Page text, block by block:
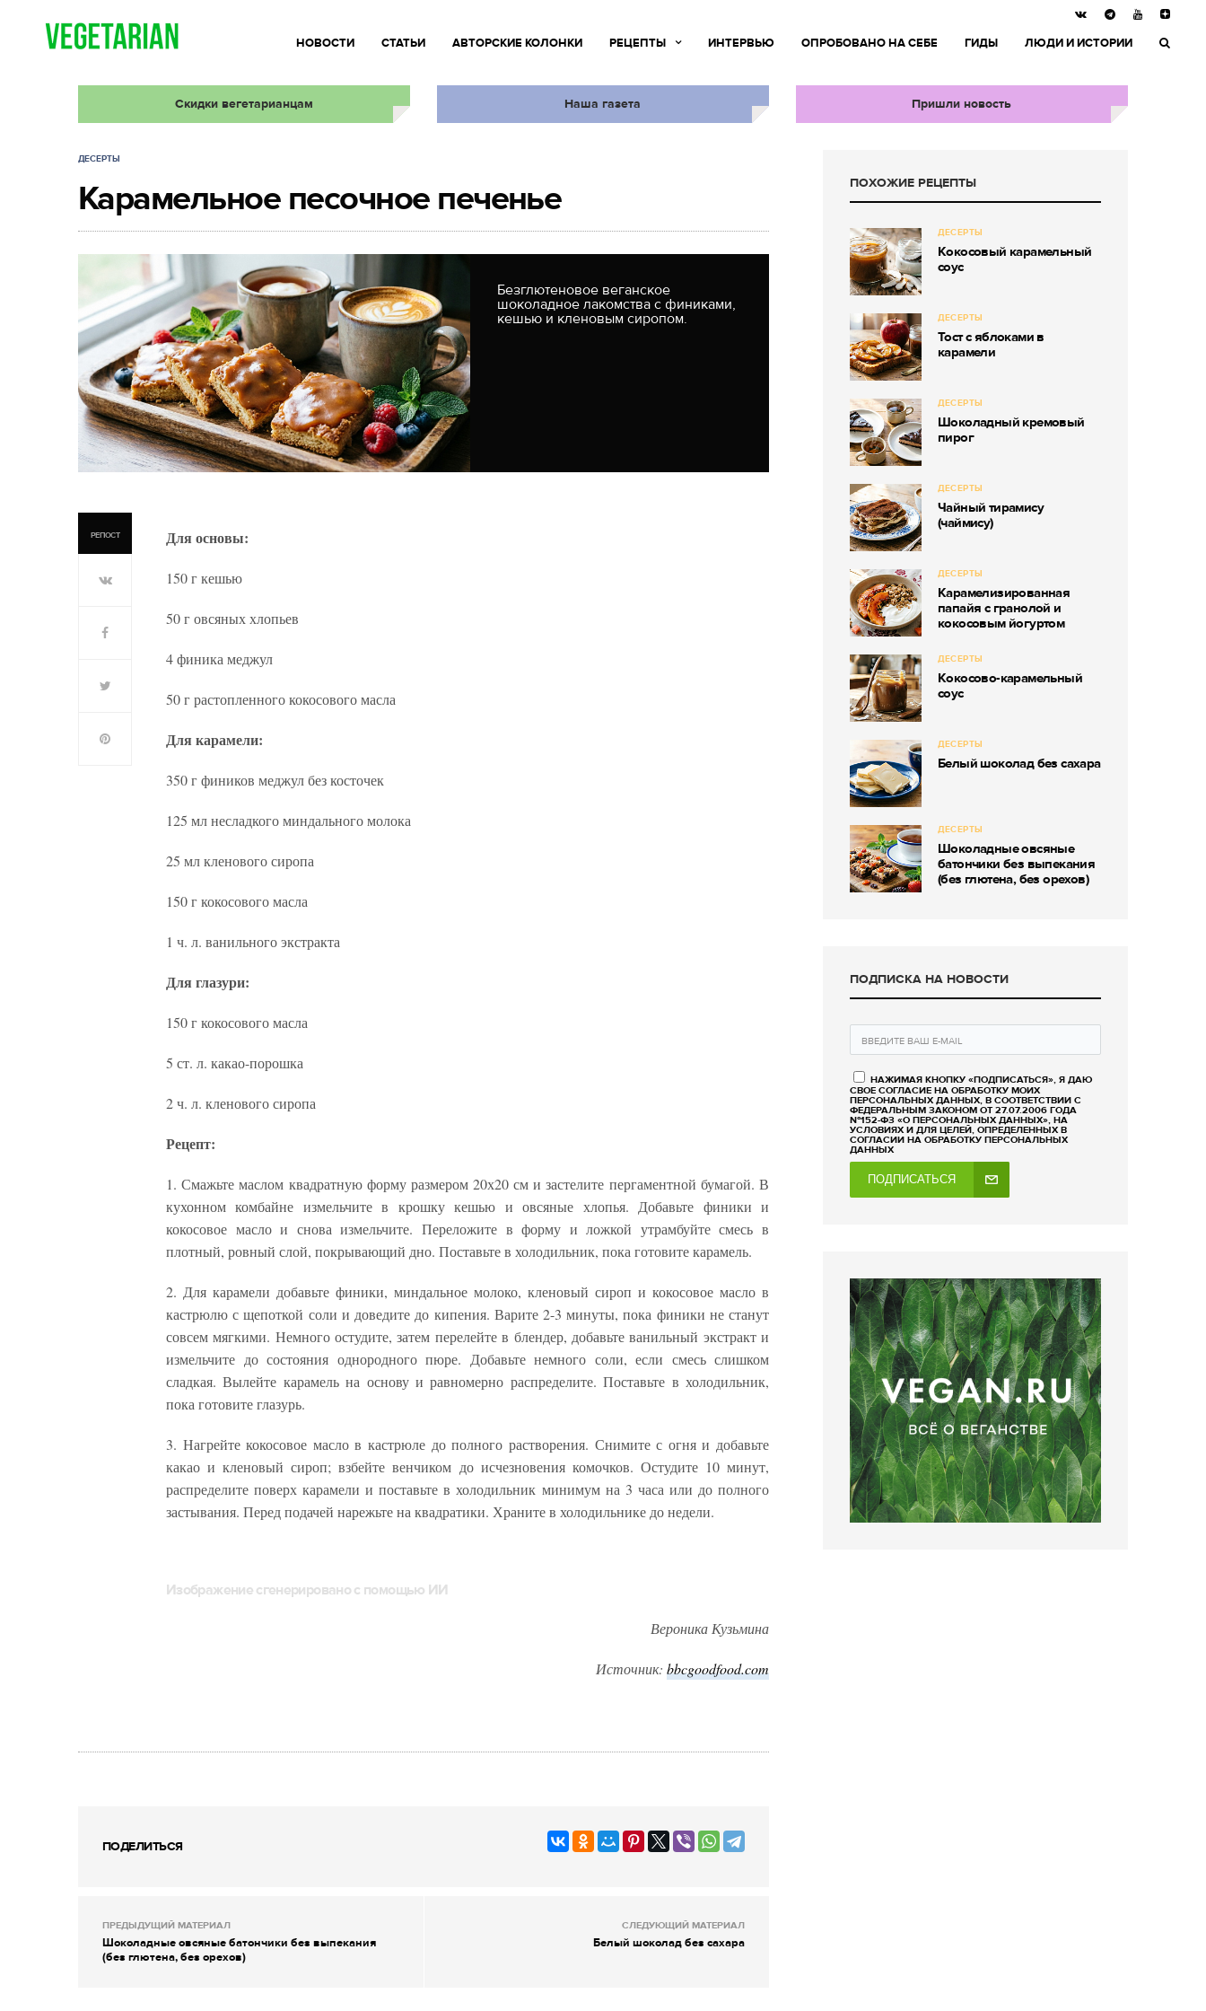
НОВОСТИ СТАТЬИ АВТОРСКИЕ КОЛОНКИ РЕЦЕПТЫ ИНТЕРВЬЮ ОПРОБОВАНО НА СЕБЕ ГИДЫ ЛЮДИ И ИСТОРИИ
Скидки вегетарианцам Наша газета Пришли новость
ДЕСЕРТЫ
Карамельное песочное печенье
Безглютеновое веганское
шоколадное лакомства с финиками,
кешью и кленовым сиропом.
РЕПОСТ Для основы:
150 г кешью
50 г овсяных хлопьев
4 финика меджул
50 г растопленного кокосового масла
Для карамели:
350 г фиников меджул без косточек
125 мл несладкого миндального молока
25 мл кленового сиропа
150 г кокосового масла
1 ч. л. ванильного экстракта
Для глазури:
150 г кокосового масла
5 ст. л. какао-порошка
2 ч. л. кленового сиропа
Рецепт:
1. Смажьте маслом квадратную форму размером 20х20 см и застелите пергаментной бумагой. В
кухонном комбайне измельчите в крошку кешью и овсяные хлопья. Добавьте финики и
кокосовое масло и снова измельчите. Переложите в форму и ложкой утрамбуйте смесь в
плотный, ровный слой, покрывающий дно. Поставьте в холодильник, пока готовите карамель.
2. Для карамели добавьте финики, миндальное молоко, кленовый сироп и кокосовое масло в
кастрюлю с щепоткой соли и доведите до кипения. Варите 2-3 минуты, пока финики не станут
совсем мягкими. Немного остудите, затем перелейте в блендер, добавьте ванильный экстракт и
измельчите до состояния однородного пюре. Добавьте немного соли, если смесь слишком
сладкая. Вылейте карамель на основу и равномерно распределите. Поставьте в холодильник,
пока готовите глазурь.
3. Нагрейте кокосовое масло в кастрюле до полного растворения. Снимите с огня и добавьте
какао и кленовый сироп; взбейте венчиком до исчезновения комочков. Остудите 10 минут,
распределите поверх карамели и поставьте в холодильник минимум на 3 часа или до полного
застывания. Перед подачей нарежьте на квадратики. Храните в холодильнике до недели.
Изображение сгенерировано с помощью ИИ
Вероника Кузьмина
Источник: bbcgoodfood.com
ПОДЕЛИТЬСЯ
ПРЕДЫДУЩИЙ МАТЕРИАЛ
Шоколадные овсяные батончики без выпекания
(без глютена, без орехов)
СЛЕДУЮЩИЙ МАТЕРИАЛ
Белый шоколад без сахара
ПОХОЖИЕ РЕЦЕПТЫ
ДЕСЕРТЫ
Кокосовый карамельный
соус
ДЕСЕРТЫ
Тост с яблоками в
карамели
ДЕСЕРТЫ
Шоколадный кремовый
пирог
ДЕСЕРТЫ
Чайный тирамису
(чаймису)
ДЕСЕРТЫ
Карамелизированная
папайя с гранолой и
кокосовым йогуртом
ДЕСЕРТЫ
Кокосово-карамельный
соус
ДЕСЕРТЫ
Белый шоколад без сахара
ДЕСЕРТЫ
Шоколадные овсяные
батончики без выпекания
(без глютена, без орехов)
ПОДПИСКА НА НОВОСТИ
НАЖИМАЯ КНОПКУ «ПОДПИСАТЬСЯ», Я ДАЮ
СВОЕ СОГЛАСИЕ НА ОБРАБОТКУ МОИХ
ПЕРСОНАЛЬНЫХ ДАННЫХ, В СООТВЕТСТВИИ С
ФЕДЕРАЛЬНЫМ ЗАКОНОМ ОТ 27.07.2006 ГОДА
№152-ФЗ «О ПЕРСОНАЛЬНЫХ ДАННЫХ», НА
УСЛОВИЯХ И ДЛЯ ЦЕЛЕЙ, ОПРЕДЕЛЕННЫХ В
СОГЛАСИИ НА ОБРАБОТКУ ПЕРСОНАЛЬНЫХ
ДАННЫХ
ПОДПИСАТЬСЯ